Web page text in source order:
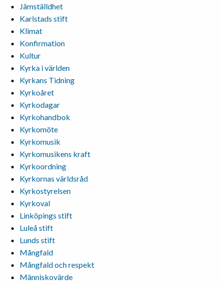
Jämställdhet
Karlstads stift
Klimat
Konfirmation
Kultur
Kyrka i världen
Kyrkans Tidning
Kyrkoåret
Kyrkodagar
Kyrkohandbok
Kyrkomöte
Kyrkomusik
Kyrkomusikens kraft
Kyrkoordning
Kyrkornas världsråd
Kyrkostyrelsen
Kyrkoval
Linköpings stift
Luleå stift
Lunds stift
Mångfald
Mångfald och respekt
Människovärde